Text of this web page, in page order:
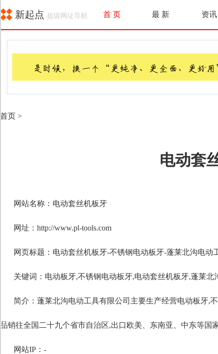
新起点 超级网址导航 首 页 最 新 资讯
首页 >
电动套
网站名称：电动套丝机板牙
网址：http://www.pl-tools.com
网页标题：电动套丝机板牙-不锈钢电动板牙-蓬莱北沟电动
关键词： 电动板牙,不锈钢电动板牙,电动套丝机板牙,蓬莱北
简介：蓬莱北沟电动工具有限公司主要生产经营电动板牙,
品销往全国二十九个省市自治区,出口欧美、东南亚、中东等国
网站IP：-